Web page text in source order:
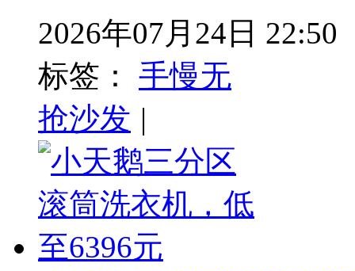
2026年07月24日 22:50
标签：
手慢无
抢沙发 |